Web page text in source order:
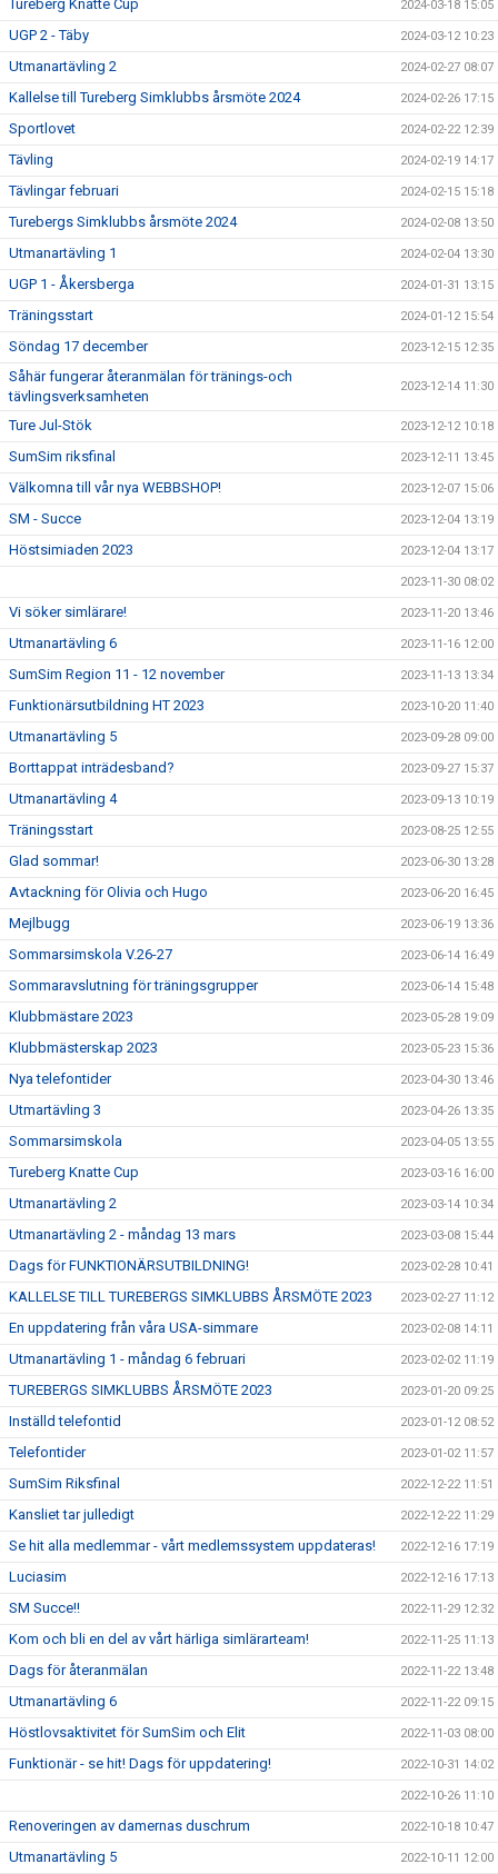
Tureberg Knatte Cup 2024-03-18 15:05
UGP 2 - Täby 2024-03-12 10:23
Utmanartävling 2 2024-02-27 08:07
Kallelse till Tureberg Simklubbs årsmöte 2024 2024-02-26 17:15
Sportlovet 2024-02-22 12:39
Tävling 2024-02-19 14:17
Tävlingar februari 2024-02-15 15:18
Turebergs Simklubbs årsmöte 2024 2024-02-08 13:50
Utmanartävling 1 2024-02-04 13:30
UGP 1 - Åkersberga 2024-01-31 13:15
Träningsstart 2024-01-12 15:54
Söndag 17 december 2023-12-15 12:35
Såhär fungerar återanmälan för tränings-och
tävlingsverksamheten
2023-12-14 11:30
Ture Jul-Stök 2023-12-12 10:18
SumSim riksfinal 2023-12-11 13:45
Välkomna till vår nya WEBBSHOP! 2023-12-07 15:06
SM - Succe 2023-12-04 13:19
Höstsimiaden 2023 2023-12-04 13:17
2023-11-30 08:02
Vi söker simlärare! 2023-11-20 13:46
Utmanartävling 6 2023-11-16 12:00
SumSim Region 11 - 12 november 2023-11-13 13:34
Funktionärsutbildning HT 2023 2023-10-20 11:40
Utmanartävling 5 2023-09-28 09:00
Borttappat inträdesband? 2023-09-27 15:37
Utmanartävling 4 2023-09-13 10:19
Träningsstart 2023-08-25 12:55
Glad sommar! 2023-06-30 13:28
Avtackning för Olivia och Hugo 2023-06-20 16:45
Mejlbugg 2023-06-19 13:36
Sommarsimskola V.26-27 2023-06-14 16:49
Sommaravslutning för träningsgrupper 2023-06-14 15:48
Klubbmästare 2023 2023-05-28 19:09
Klubbmästerskap 2023 2023-05-23 15:36
Nya telefontider 2023-04-30 13:46
Utmartävling 3 2023-04-26 13:35
Sommarsimskola 2023-04-05 13:55
Tureberg Knatte Cup 2023-03-16 16:00
Utmanartävling 2 2023-03-14 10:34
Utmanartävling 2 - måndag 13 mars 2023-03-08 15:44
Dags för FUNKTIONÄRSUTBILDNING! 2023-02-28 10:41
KALLELSE TILL TUREBERGS SIMKLUBBS ÅRSMÖTE 2023 2023-02-27 11:12
En uppdatering från våra USA-simmare 2023-02-08 14:11
Utmanartävling 1 - måndag 6 februari 2023-02-02 11:19
TUREBERGS SIMKLUBBS ÅRSMÖTE 2023 2023-01-20 09:25
Inställd telefontid 2023-01-12 08:52
Telefontider 2023-01-02 11:57
SumSim Riksfinal 2022-12-22 11:51
Kansliet tar julledigt 2022-12-22 11:29
Se hit alla medlemmar - vårt medlemssystem uppdateras! 2022-12-16 17:19
Luciasim 2022-12-16 17:13
SM Succe!! 2022-11-29 12:32
Kom och bli en del av vårt härliga simlärarteam! 2022-11-25 11:13
Dags för återanmälan 2022-11-22 13:48
Utmanartävling 6 2022-11-22 09:15
Höstlovsaktivitet för SumSim och Elit 2022-11-03 08:00
Funktionär - se hit! Dags för uppdatering! 2022-10-31 14:02
2022-10-26 11:10
Renoveringen av damernas duschrum 2022-10-18 10:47
Utmanartävling 5 2022-10-11 12:00